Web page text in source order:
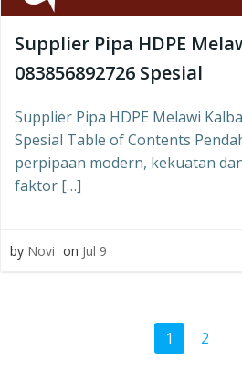
Supplier Pipa HDPE
083856892726 Spesial
Supplier Pipa HDPE Melawi
Spesial Table of Contents
perpipaan modern, kekuatan
faktor […]
by Novi on Jul 9
Page
1 Page
2